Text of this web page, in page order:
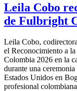
Leila Cobo
de Fulbright
Leila Cobo,
el Reconocimiento a
Colombia 2026 en la
durante una
Estados Unidos en
profesional